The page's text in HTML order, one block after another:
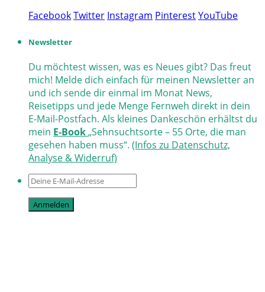
FacebookTwitter Instagram PinterestYouTube
Newsletter
Du möchtest wissen, was es Neues gibt? Das freut
mich! Melde dich einfach für meinen Newsletter an
und ich sende dir einmal im Monat News,
Reisetipps und jede Menge Fernweh direkt in dein
E-Mail-Postfach. Als kleines Dankeschön erhältst du
mein E-Book„Sehnsuchtsorte – 55 Orte, die man
gesehen haben muss“. (Infos zu Datenschutz,
Analyse & Widerruf)